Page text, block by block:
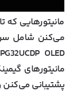
مانیتورهایی که
می‌کنن شامل
مانیتورهای
پشتیبانی می‌کنن و در سال 2024 وارد